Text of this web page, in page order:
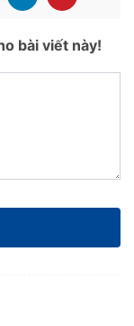
bài viết này!